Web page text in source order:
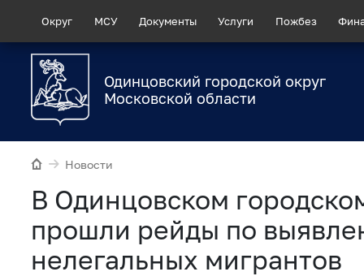
Округ МСУ Документы Услуги Пожбез
Одинцовский городской округ
Московской области
Новости
В Одинцовском
прошли рейды по
нелегальных мигрантов